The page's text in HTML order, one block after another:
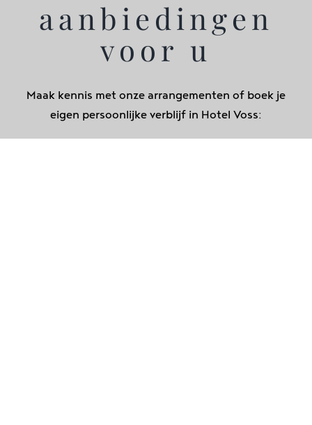
aanbiedingen
voor u
Maak kennis met onze arrangementen of boek je
eigen persoonlijke verblijf in Hotel Voss: